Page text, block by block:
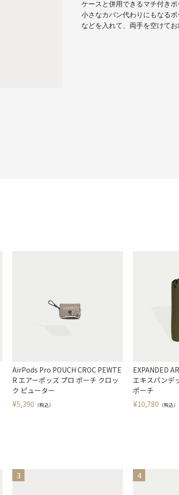
ケースと併用できるマチ付き
小さなカバン代わりにもなる
などを入れて、両手を空けて
AirPods Pro POUCH CROC PEWTE
R エアーポッズ プロ ポーチ クロッ
ク ピューター
¥5,390 （税込）
EXPANDED
エキスパンデ
ポーチ
¥10,780 （税込）